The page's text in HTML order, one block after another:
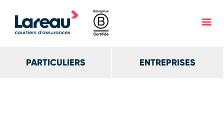
PARTICULIERS ENTREPRISES